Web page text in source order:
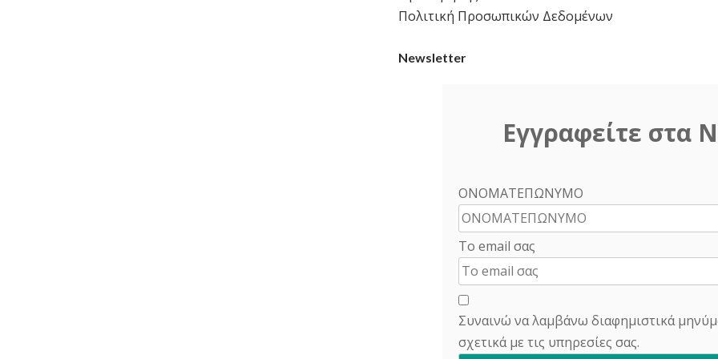
Πολιτική Προσωπικών Δεδομένων
Newsletter
Εγγραφείτε στα
ΟΝΟΜΑΤΕΠΩΝΥΜΟ
Το email σας
Συναινώ να λαμβάνω διαφημιστικά
σχετικά με τις υπηρεσίες σας.